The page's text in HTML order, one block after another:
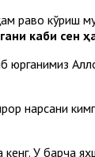
раво
каби сен
нарсани
У барча